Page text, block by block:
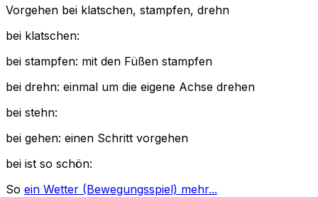
Vorgehen bei klatschen, stampfen, drehn
bei klatschen:
bei stampfen: mit den Füßen stampfen
bei drehn: einmal um die eigene Achse drehen
bei stehn:
bei gehen: einen Schritt vorgehen
bei ist so schön:
So ein Wetter (Bewegungsspiel) mehr...